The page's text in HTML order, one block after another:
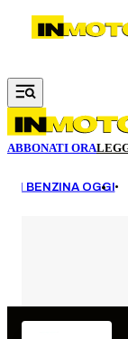
Vai al contenuto
ABBONATI ORA
BENZINA OGGI